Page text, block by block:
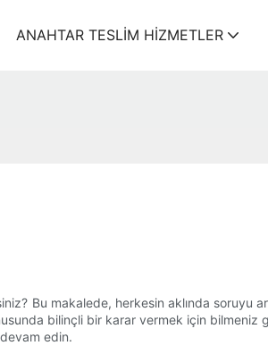
ANAHTAR TESLIM HIZMETLER
Bu makalede, herkesin aklında soruyu
bilinçli bir karar vermek için bilmeniz
edin.